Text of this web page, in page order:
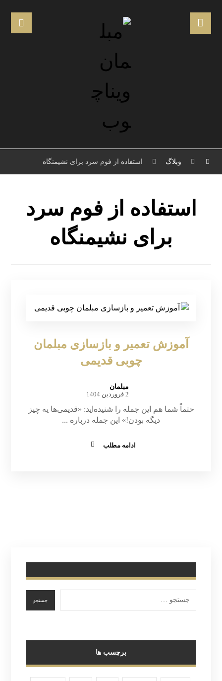
وبلاگ استفاده از فوم سرد برای نشیمنگاه
استفاده از فوم سرد
برای نشیمنگاه
آموزش تعمیر و بازسازی مبلمان
چوبی قدیمی
مبلمان
2 فروردین 1404
حتماً شما هم این جمله را شنیده‌اید: «قدیمی‌ها یه چیز
دیگه بودن!» این جمله درباره ...
ادامه مطلب
برچسب ها